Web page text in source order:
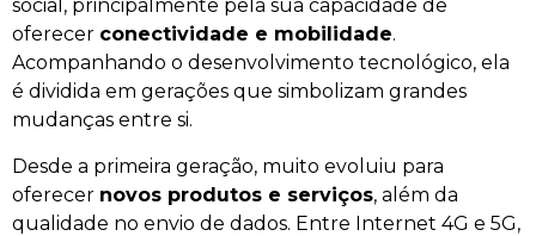
social, principalmente pela sua capacidade de
oferecer conectividade e mobilidade.
Acompanhando o desenvolvimento tecnológico, ela
é dividida em gerações que simbolizam grandes
mudanças entre si.
Desde a primeira geração, muito evoluiu para
oferecer novos produtos e serviços, além da
qualidade no envio de dados. Entre Internet 4G e 5G,